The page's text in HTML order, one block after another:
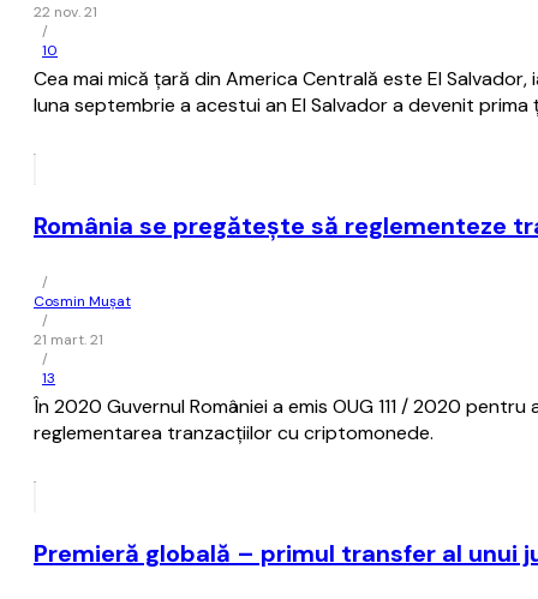
22 nov. 21
/
10
Cea mai mică ţară din America Centrală este El
luna septembrie a acestui an El Salvador a devenit
România se pregăteşte să reglementeze
/
Cosmin Mușat
/
21 mart. 21
/
13
În 2020 Guvernul României a emis OUG 111 / 2020
reglementarea tranzacţiilor cu criptomonede.
Premieră globală – primul transfer al